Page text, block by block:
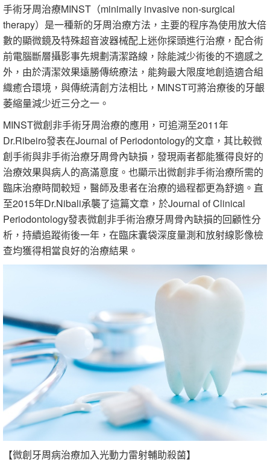
手術牙周治療MINST（minimally invasive non-surgical
therapy）是一種新的牙周治療方法，主要的程序為使用放大倍
數的顯微鏡及特殊超音波器械配上迷你探頭進行治療，配合術
前電腦斷層攝影事先規劃清潔路線，除能減少術後的不適感之
外，由於清潔效果遠勝傳統療法，能夠最大限度地創造適合組
織癒合環境，與傳統清創方法相比，MINST可將治療後的牙齦
萎縮量減少近三分之一。
MINST微創非手術牙周治療的應用，可追溯至2011年
Dr.Ribeiro發表在Journal of Periodontology的文章，其比較微
創手術與非手術治療牙周骨內缺損，發現兩者都能獲得良好的
治療效果與病人的高滿意度。也顯示出微創非手術治療所需的
臨床治療時間較短，醫師及患者在治療的過程都更為舒適。直
至2015年Dr.Nibali承襲了這篇文章，於Journal of Clinical
Periodontology發表微創非手術治療牙周骨內缺損的回顧性分
析，持續追蹤術後一年，在臨床囊袋深度量測和放射線影像檢
查均獲得相當良好的治療結果。
【微創牙周病治療加入光動力雷射輔助殺菌】